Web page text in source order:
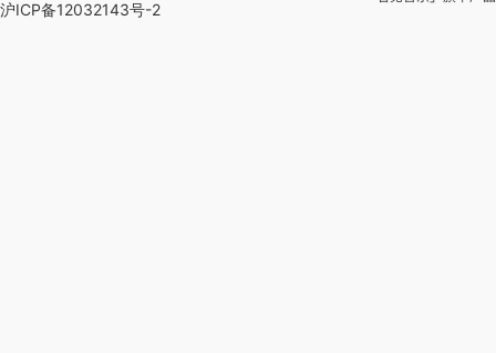
沪ICP备12032143号-2